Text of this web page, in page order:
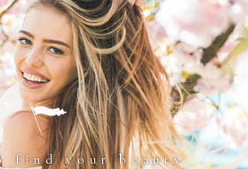
find your beauty